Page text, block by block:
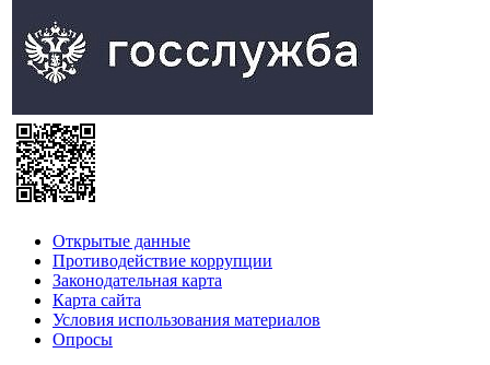
Открытые данные
Противодействие коррупции
Законодательная карта
Карта сайта
Условия использования материалов
Опросы